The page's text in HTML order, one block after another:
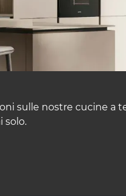
sulle nostre cucine a
solo.